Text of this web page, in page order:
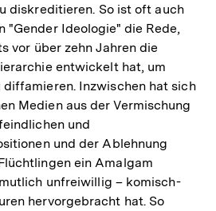
diskreditieren. So ist oft auch
"Gender Ideologie" die Rede,
vor über zehn Jahren die
entwickelt hat, um
Inzwischen hat sich
Medien aus der Vermischung
und
und der Ablehnung
ein Amalgam
unfreiwillig – komisch-
hervorgebracht hat. So